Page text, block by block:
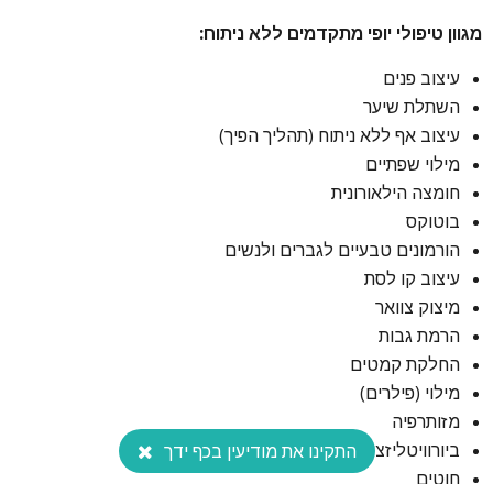
מגוון טיפולי יופי מתקדמים ללא ניתוח:
עיצוב פנים
השתלת שיער
עיצוב אף ללא ניתוח (תהליך הפיך)
מילוי שפתיים
חומצה הילאורונית
בוטוקס
הורמונים טבעיים לגברים ולנשים
עיצוב קו לסת
מיצוק צוואר
הרמת גבות
החלקת קמטים
מילוי (פילרים)
מזותרפיה
ביורוויטליזציה
חוטים
התקינו את מודיעין בכף ידך